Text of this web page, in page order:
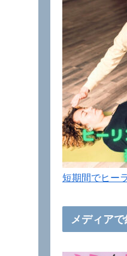
短期間でヒー
メディア